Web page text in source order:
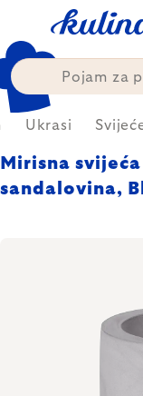
content
Ukrasi
Mirisna
sandalovina,